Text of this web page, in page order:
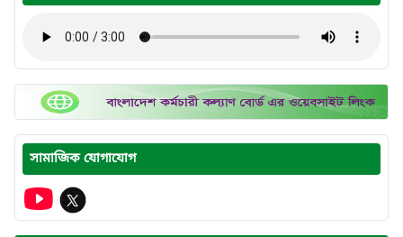
সামাজিক যোগাযোগ